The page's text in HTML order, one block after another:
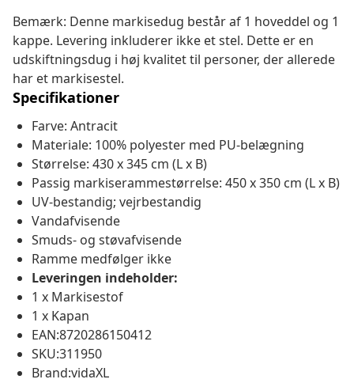
Bemærk: Denne markisedug består af 1 hoveddel og 1
kappe. Levering inkluderer ikke et stel. Dette er en
udskiftningsdug i høj kvalitet til personer, der allerede
har et markisestel.
Specifikationer
Farve: Antracit
Materiale: 100% polyester med PU-belægning
Størrelse: 430 x 345 cm (L x B)
Passig markiserammestørrelse: 450 x 350 cm (L x B)
UV-bestandig; vejrbestandig
Vandafvisende
Smuds- og støvafvisende
Ramme medfølger ikke
Leveringen indeholder:
1 x Markisestof
1 x Kapan
EAN:8720286150412
SKU:311950
Brand:vidaXL